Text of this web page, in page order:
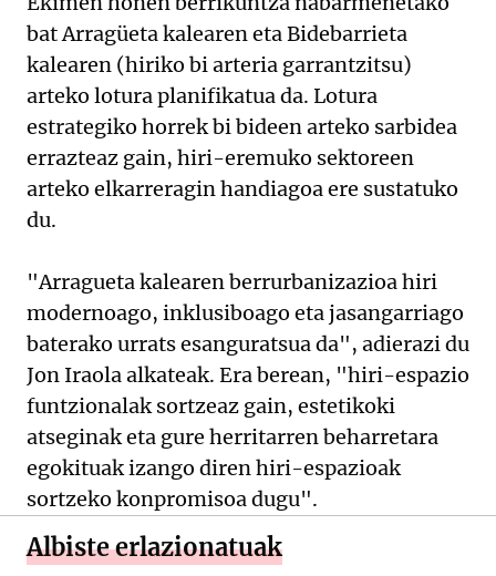
bat Arragüeta kalearen eta Bidebarrieta
kalearen (hiriko bi arteria garrantzitsu)
arteko lotura planifikatua da. Lotura
estrategiko horrek bi bideen arteko sarbidea
errazteaz gain, hiri-eremuko sektoreen
arteko elkarreragin handiagoa ere sustatuko
du.
"Arragueta kalearen berrurbanizazioa hiri
modernoago, inklusiboago eta jasangarriago
baterako urrats esanguratsua da", adierazi du
Jon Iraola alkateak. Era berean, "hiri-espazio
funtzionalak sortzeaz gain, estetikoki
atseginak eta gure herritarren beharretara
egokituak izango diren hiri-espazioak
sortzeko konpromisoa dugu".
Albiste erlazionatuak